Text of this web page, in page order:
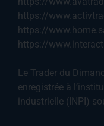
https://
https://
https://
Le Trader du
enregistrée à
industrielle (INPI)